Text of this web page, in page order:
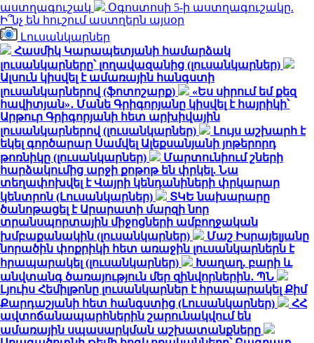
աստղագուշակ
Օգոստոսի 5-ի աստղագուշակը.
Ի՞նչ են հուշում աստղերն այսօր
Լուսանկարներ
Հասմիկ Կարապետյանի համարձակ
լուսանկարները՝ լողավազանից (լուսանկարներ)
Ալսուն կիսվել է ամառային հանգստի
լուսանկարներով (ֆոտոշարք)
«Ես սիրում եմ քեզ
հավիտյան»․ Մանե Գրիգորյանը կիսվել է հայրիկի՝
Արթուր Գրիգորյանի հետ արխիվային
լուսանկարներով (լուսանկարներ)
Լույս աշխարհ է
եկել գործարար Սամվել Ալեքսանյանի յոթերորդ
թոռնիկը (լուսանկարներ)
Մարտունիում շների
հարձակումից արջի քոթոթ են փրկել. Նա
տեղափոխվել է Վայրի կենդանիների փրկարար
կենտրոն (Լուսանկարներ)
ՏԿԵ նախարարը
ծանոթացել է Արարատի մարզի նոր
տրանսպորտային միջոցների ամբողջական
խմբաքանակին (լուսանկարներ)
Մաշ Իսրայելյանը
նորածին փոքրիկի հետ առաջին լուսանկարներն է
հրապարակել (լուսանկարներ)
Խաղաղ, բարի և
անվտանգ ծառայություն մեր զինվորներին․ ՊՆ
Լյուիս Հեմիլթոնը լուսանկարներ է հրապարակել Քիմ
Քարդաշյանի հետ հանգստից (Լուսանկարներ)
ՀՀ
ավտոճանապարհներին շարունակվում են
ամառային սպասարկման աշխատանքները